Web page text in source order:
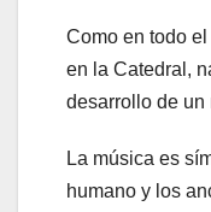
Como en todo
en la Catedral,
desarrollo de un
La música es
humano y los